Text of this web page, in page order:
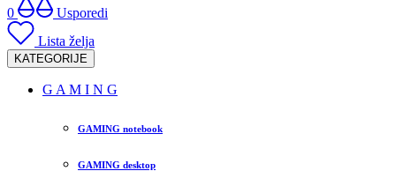
0
Usporedi
Lista želja
KATEGORIJE
G A M I N G
GAMING notebook
GAMING desktop